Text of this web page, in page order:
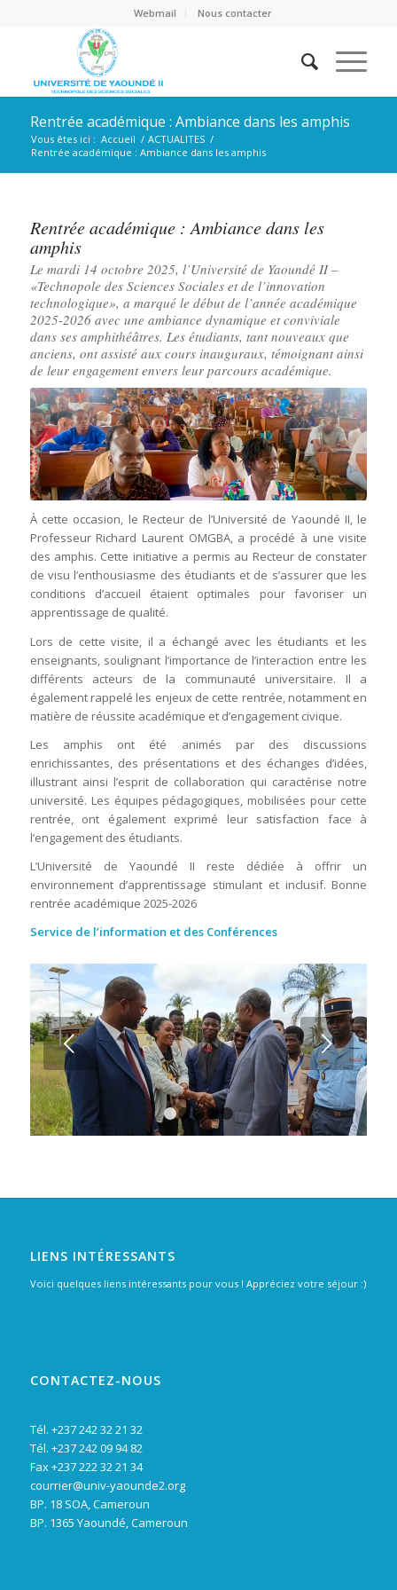
Webmail Nous contacter
Rentrée académique : Ambiance dans les amphis
Vous êtes ici : Accueil / ACTUALITES /
Rentrée académique : Ambiance dans les amphis
Rentrée académique : Ambiance dans les
amphis
Le mardi 14 octobre 2025, l’Université de Yaoundé II –
«Technopole des Sciences Sociales et de l’innovation
technologique», a marqué le début de l’année académique
2025-2026 avec une ambiance dynamique et conviviale
dans ses amphithéâtres. Les étudiants, tant nouveaux que
anciens, ont assisté aux cours inauguraux, témoignant ainsi
de leur engagement envers leur parcours académique.
À cette occasion, le Recteur de l’Université de Yaoundé II, le
Professeur Richard Laurent OMGBA, a procédé à une visite
des amphis. Cette initiative a permis au Recteur de constater
de visu l’enthousiasme des étudiants et de s’assurer que les
conditions d’accueil étaient optimales pour favoriser un
apprentissage de qualité.
Lors de cette visite, il a échangé avec les étudiants et les
enseignants, soulignant l’importance de l’interaction entre les
différents acteurs de la communauté universitaire. Il a
également rappelé les enjeux de cette rentrée, notamment en
matière de réussite académique et d’engagement civique.
Les amphis ont été animés par des discussions
enrichissantes, des présentations et des échanges d’idées,
illustrant ainsi l’esprit de collaboration qui caractérise notre
université. Les équipes pédagogiques, mobilisées pour cette
rentrée, ont également exprimé leur satisfaction face à
l’engagement des étudiants.
L’Université de Yaoundé II reste dédiée à offrir un
environnement d’apprentissage stimulant et inclusif. Bonne
rentrée académique 2025-2026
Service de l’information et des Conférences
Suivant
1 3 4 5
LIENS INTÉRESSANTS
Voici quelques liens intéressants pour vous ! Appréciez votre séjour :)
CONTACTEZ-NOUS
Tél. +237 242 32 21 32
Tél. +237 242 09 94 82
Fax +237 222 32 21 34
courrier@univ-yaounde2.org
BP. 18 SOA, Cameroun
BP. 1365 Yaoundé, Cameroun